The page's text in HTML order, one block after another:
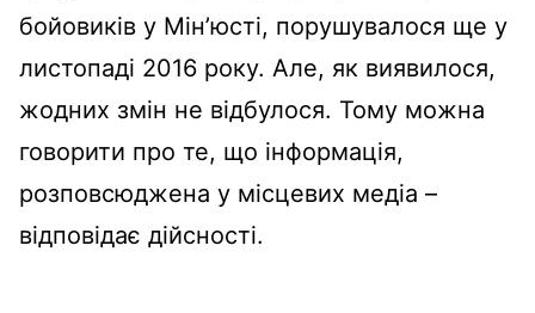
бойовиків у Мін’юсті, порушувалося ще у
листопаді 2016 року. Але, як виявилося,
жодних змін не відбулося. Тому можна
говорити про те, що інформація,
розповсюджена у місцевих медіа –
відповідає дійсності.